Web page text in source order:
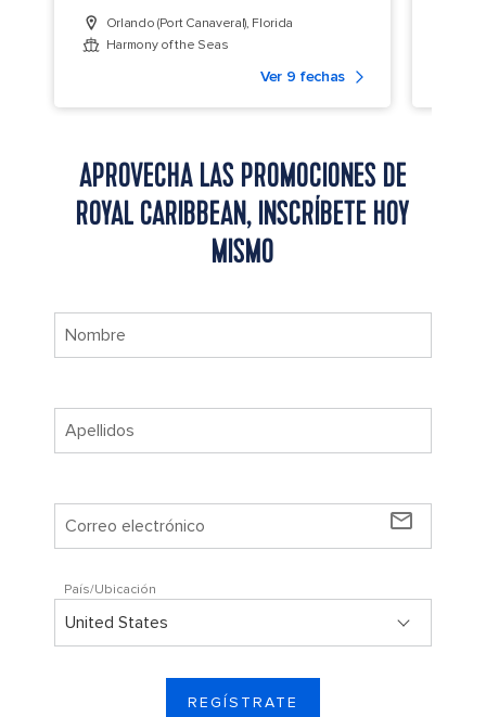
Orlando (Port Canaveral), Florida
Harmony of the Seas
Ver 9 fechas
APROVECHA LAS PROMOCIONES DE
ROYAL CARIBBEAN, INSCRÍBETE HOY
MISMO
mail_outline
País/Ubicación
REGÍSTRATE